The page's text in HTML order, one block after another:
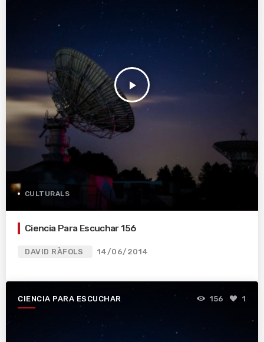
play_arrow
CULTURALS
Ciencia Para Escuchar 156
DAVID RÀFOLS 14/06/2014
CIENCIA PARA ESCUCHAR 156 1